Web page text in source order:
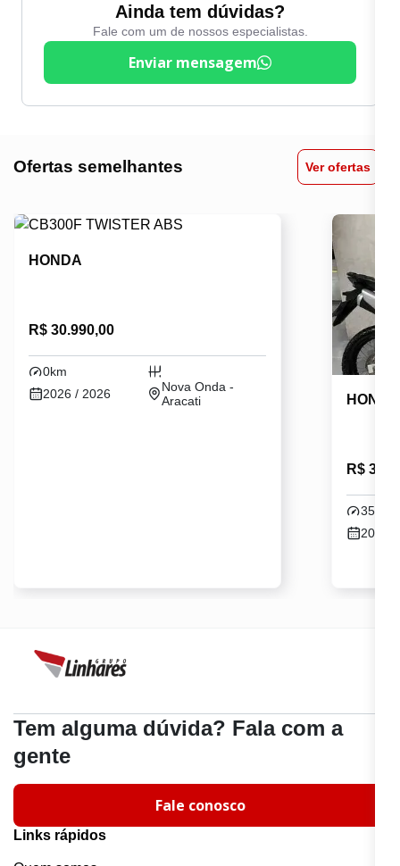
Ainda tem dúvidas?
Fale com um de nossos especialistas.
Enviar mensagem
Ofertas semelhantes Ver ofertas
HONDA
R$ 30.990,00
0km
2026 / 2026
Nova Onda -
Aracati
HONDA
R$
2021 /
Tem alguma dúvida? Fala com a
gente
Fale conosco
Links rápidos